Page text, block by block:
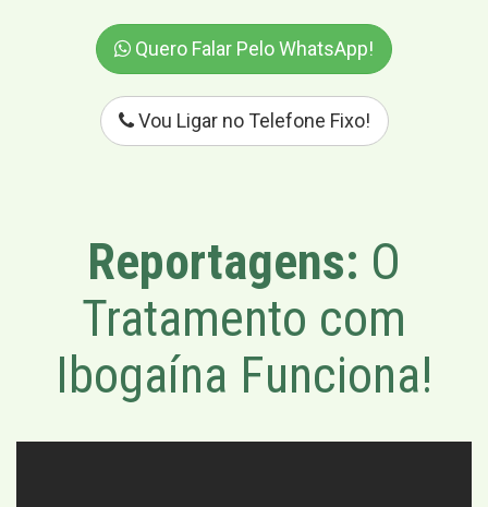
Quero Falar Pelo WhatsApp!
Vou Ligar no Telefone Fixo!
Reportagens: O
Tratamento com
Ibogaína Funciona!